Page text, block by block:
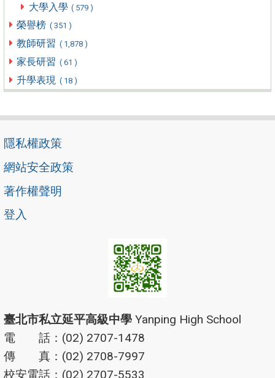
大學入學 ( 579 )
榮譽榜 ( 351 )
教師研習 ( 1,878 )
家長研習 ( 61 )
升學表現 ( 18 )
隱私權政策
網站安全政策
著作權聲明
登入
臺北市私立延平高級中學 Yanping High School
電 話：(02) 2707-1478
傳 真：(02) 2708-7997
校安電話：(02) 2707-5533